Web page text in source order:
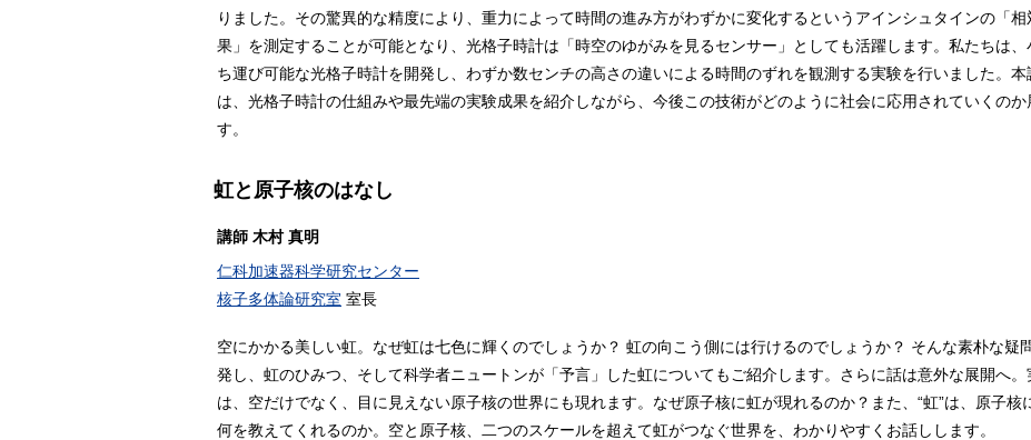
りました。その驚異的な精度により、重力によって時間の進み方がわずかに変化するというアインシュタインの「相
果」を測定することが可能となり、光格子時計は「時空のゆがみを見るセンサー」としても活躍します。私たちは、
ち運び可能な光格子時計を開発し、わずか数センチの高さの違いによる時間のずれを観測する実験を行いました。本
は、光格子時計の仕組みや最先端の実験成果を紹介しながら、今後この技術がどのように社会に応用されていくのか
す。
虹と原子核のはなし
講師 木村 真明
仁科加速器科学研究センター
核子多体論研究室 室長
空にかかる美しい虹。なぜ虹は七色に輝くのでしょうか？ 虹の向こう側には行けるのでしょうか？ そんな素朴な疑
発し、虹のひみつ、そして科学者ニュートンが「予言」した虹についてもご紹介します。さらに話は意外な展開へ。
は、空だけでなく、目に見えない原子核の世界にも現れます。なぜ原子核に虹が現れるのか？また、“虹”は、原子核
何を教えてくれるのか。空と原子核、二つのスケールを超えて虹がつなぐ世界を、わかりやすくお話しします。